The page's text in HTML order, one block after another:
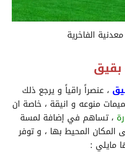
الفاخرية
، عنصراً راقياً و يرجع ذلك
منوعه و انيقة ، خاصة ان
، تساهم في إضافة لمسة
المكان المحيط بها ، و توفر
مايلي :